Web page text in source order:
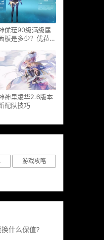
优菈90级满级属
板是多少？优菈大
神里凌华2.6版本
配队技巧
）
游戏攻略
什么保值?